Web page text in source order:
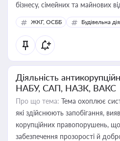
бізнесу, сімейних та майнових
ЖКГ, ОСББ Будівельна
Діяльність
НАБУ, САП, НАЗК, ВАКС
Про що тема: Тема охоплює
які здійснюють запобігання,
корупційних правопорушень,
забезпечення прозорості й